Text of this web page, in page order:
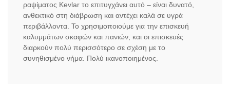
ραψίματος Kevlar το επιτυγχάνει αυτό – είναι δυνατό,
ανθεκτικό στη διάβρωση και αντέχει καλά σε υγρά
περιβάλλοντα. Το χρησιμοποιούμε για την επισκευή
καλυμμάτων σκαφών και πανιών, και οι επισκευές
διαρκούν πολύ περισσότερο σε σχέση με το
συνηθισμένο νήμα. Πολύ ικανοποιημένος.